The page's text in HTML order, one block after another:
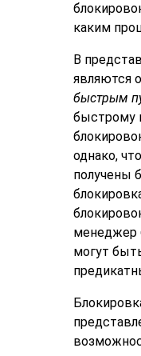
каким
В
являются
быстрым
быстрому
однако,
получены
менеджер
могут